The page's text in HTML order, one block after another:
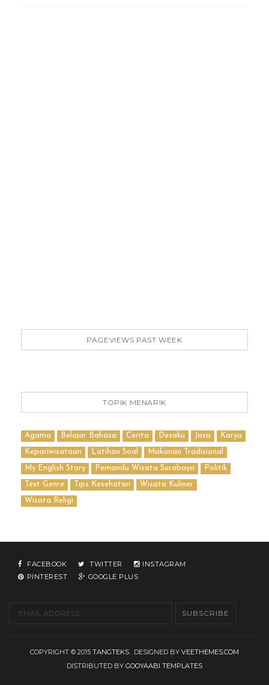
PAGEVIEWS PAST WEEK
TOPIK MENARIK
Agama Belajar Bahasa Cerita Desaku Jasa Karya
Kepariwisataan Latihan Soal Makanan Tradisional
My English Story Pemandu Wisata Surabaya Politik
Text Genre Tips Kesehatan Wisata Kuliner
Wisata Religi
FACEBOOK TWITTER
INSTAGRAM
PINTEREST
GOOGLE PLUS
COPYRIGHT © 2015 TANGTEKS . DESIGNED BY VEETHEMES.COM
DISTRIBUTED BY GOOYAABI TEMPLATES